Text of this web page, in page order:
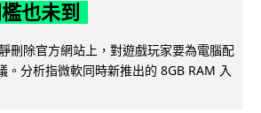
也未到
刪除官方網站上，對遊戲玩家要為電腦配
。分析指微軟同時新推出的 8GB RAM 入